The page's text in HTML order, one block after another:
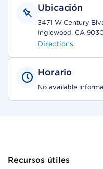
Ubicación
3471 W Century
Inglewood, CA
Directions
Horario
No available
Recursos útiles